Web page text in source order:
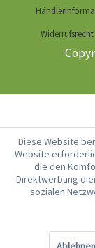
Widerrufsrecht
Diese Website
Website
die den
Direktwerbung
sozialen